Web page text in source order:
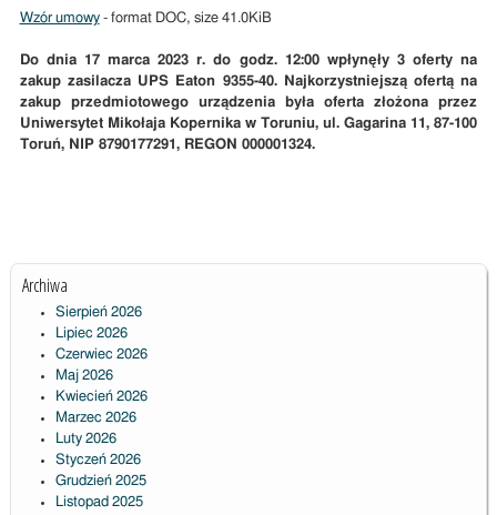
Wzór umowy- format DOC, size 41.0KiB
Do dnia 17 marca 2023 r. do godz. 12:00 wpłynęły 3 oferty na
zakup zasilacza UPS Eaton 9355-40. Najkorzystniejszą ofertą na
zakup przedmiotowego urządzenia była oferta złożona przez
Uniwersytet Mikołaja Kopernika w Toruniu, ul. Gagarina 11, 87-100
Toruń, NIP 8790177291, REGON 000001324.
Archiwa
Sierpień 2026
Lipiec 2026
Czerwiec 2026
Maj 2026
Kwiecień 2026
Marzec 2026
Luty 2026
Styczeń 2026
Grudzień 2025
Listopad 2025